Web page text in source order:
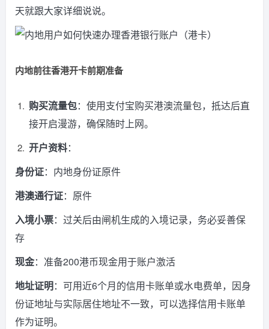
天就跟大家详细说说。
内地前往香港开卡前期准备
购买流量包：使用支付宝购买港澳流量包，抵达后直
接开启漫游，确保随时上网。
开户资料：
身份证：内地身份证原件
港澳通行证：原件
入境小票：过关后由闸机生成的入境记录，务必妥善保
存
现金：准备200港币现金用于账户激活
地址证明：可用近6个月的信用卡账单或水电费单，因身
份证地址与实际居住地址不一致，可以选择信用卡账单
作为证明。